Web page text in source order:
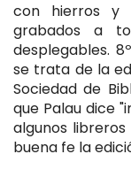
con hierros y
grabados a
desplegables.
se trata de la
Sociedad de
que Palau dice
algunos
buena fe la